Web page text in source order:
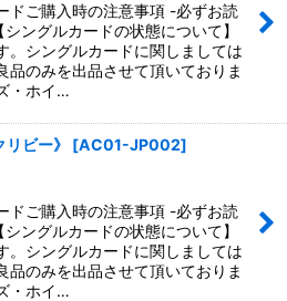
ドご購入時の注意事項 -必ずお読
ングルカードの状態について】
。シングルカードに関しましては
品のみを出品させて頂いておりま
・ホイ…
ビー》 [AC01-JP002]
ドご購入時の注意事項 -必ずお読
ングルカードの状態について】
。シングルカードに関しましては
品のみを出品させて頂いておりま
・ホイ…